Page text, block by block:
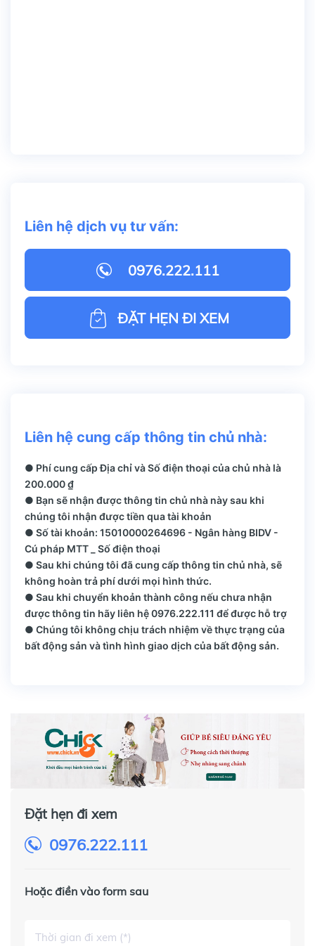
Liên hệ dịch vụ tư vấn:
0976.222.111
ĐẶT HẸN ĐI XEM
Liên hệ cung cấp thông tin chủ nhà:
● Phí cung cấp Địa chỉ và Số điện thoại của chủ nhà là
200.000 ₫
● Bạn sẽ nhận được thông tin chủ nhà này sau khi
chúng tôi nhận được tiền qua tài khoản
● Số tài khoản: 15010000264696 - Ngân hàng BIDV -
Cú pháp MTT _ Số điện thoại
● Sau khi chúng tôi đã cung cấp thông tin chủ nhà, sẽ
không hoàn trả phí dưới mọi hình thức.
● Sau khi chuyển khoản thành công nếu chưa nhận
được thông tin hãy liên hệ 0976.222.111 để được hỗ trợ
● Chúng tôi không chịu trách nhiệm về thực trạng của
bất động sản và tình hình giao dịch của bất động sản.
Đặt hẹn đi xem
0976.222.111
Hoặc điền vào form sau